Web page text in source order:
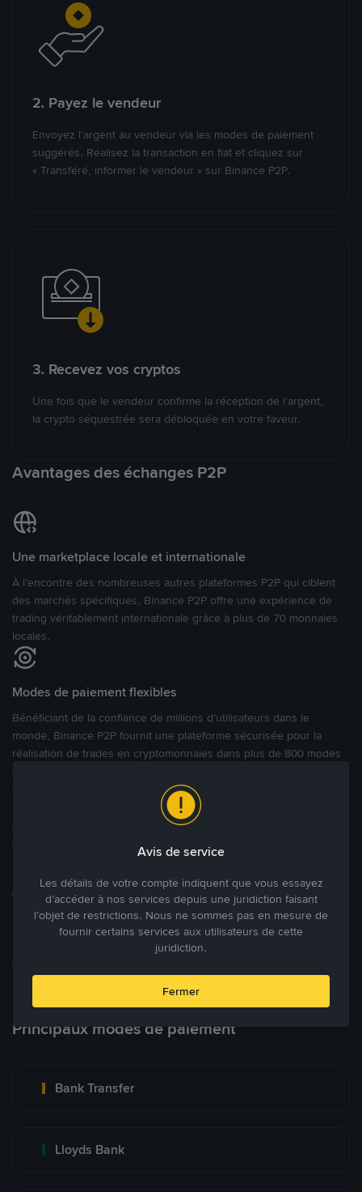
2. Payez le vendeur
Envoyez l’argent au vendeur via les modes de paiement
suggérés. Réalisez la transaction en fiat et cliquez sur
« Transféré, informer le vendeur » sur Binance P2P.
3. Recevez vos cryptos
Une fois que le vendeur confirme la réception de l’argent,
la crypto séquestrée sera débloquée en votre faveur.
Avantages des échanges P2P
Une marketplace locale et internationale
À l’encontre des nombreuses autres plateformes P2P qui ciblent
des marchés spécifiques, Binance P2P offre une expérience de
trading véritablement internationale grâce à plus de 70 monnaies
locales.
Modes de paiement flexibles
Bénéficiant de la confiance de millions d’utilisateurs dans le
monde, Binance P2P fournit une plateforme sécurisée pour la
réalisation de trades en cryptomonnaies dans plus de 800 modes
facilement acheter, vendre et trader des cryptomonnaies
directement avec d’autres utilisateurs, tout en définissant leurs prix
et leurs modes de paiement préférés sur une Marketplace de
Tradez à des prix avantageux pour vous
Tradez des cryptos en étant libres d’acheter et de vendre à votre
prix. Achetez ou vendez à partir des offres existantes, ou créez
Blog P2P Voir plus
Principaux modes de paiement
Bank Transfer
Lloyds Bank
Avis de service
Les détails de votre compte indiquent que vous essayez
d’accéder à nos services depuis une juridiction faisant
l’objet de restrictions. Nous ne sommes pas en mesure de
fournir certains services aux utilisateurs de cette
juridiction.
Fermer